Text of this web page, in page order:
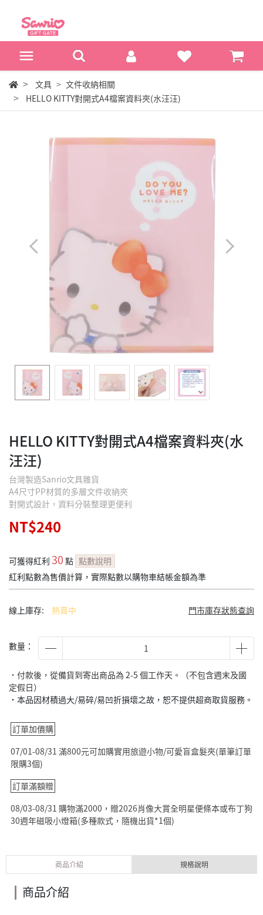
文具
文件收納相關
HELLO KITTY對開式A4檔案資料夾(水汪汪)
HELLO KITTY對開式A4檔案資料夾(水
汪汪)
台灣製造Sanrio文具雜貨
A4尺寸PP材質的多層文件收納夾
對開式設計，資料分裝整理更便利
NT$240
可獲得紅利 30 點 點數說明
紅利點數為售價計算，實際點數以購物車結帳金額為準
線上庫存: 熱賣中 門市庫存狀態查詢
數量：
˙付款後，從備貨到寄出商品為 2-5 個工作天。（不包含週末及國
定假日）
˙本品因材積過大/易碎/易凹折損壞之故，恕不提供超商取貨服務。
訂單加價購
07/01-08/31 滿800元可加購實用旅遊小物/可愛盲盒髮夾(單筆訂單
限購3個)
訂單滿額贈
08/03-08/31 購物滿2000，贈2026肖像大賞全明星便條本或布丁狗
30週年磁吸小燈箱(多種款式，隨機出貨*1個)
商品介紹 規格說明
商品介紹